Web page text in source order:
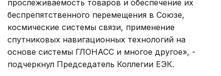
прослеживаемость товаров и обеспечение их
беспрепятственного перемещения в Союзе,
космические системы связи, применение
спутниковых навигационных технологий на
основе системы ГЛОНАСС и многое другое», -
подчеркнул Председатель Коллегии ЕЭК.